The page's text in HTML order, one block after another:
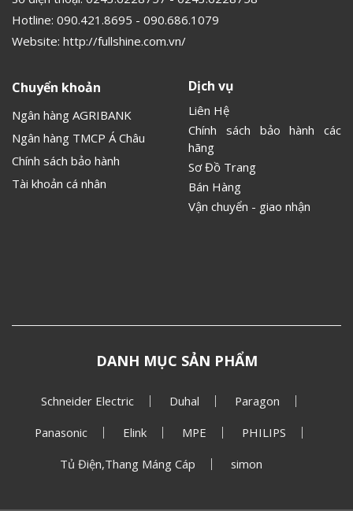
Hotline: 090.421.8695 - 090.686.1079
Website: http://fullshine.com.vn/
Chuyển khoản
Ngân hàng AGRIBANK
Ngân hàng TMCP Á Châu
Chính sách bảo hành
Tài khoản cá nhân
Dịch vụ
Liên Hệ
Chính sách bảo hành các
hãng
Sơ Đồ Trang
Bán Hàng
Vận chuyển - giao nhận
DANH MỤC SẢN PHẨM
Schneider Electric Duhal Paragon
Panasonic Elink MPE PHILIPS
Tủ Điện,Thang Máng Cáp simon